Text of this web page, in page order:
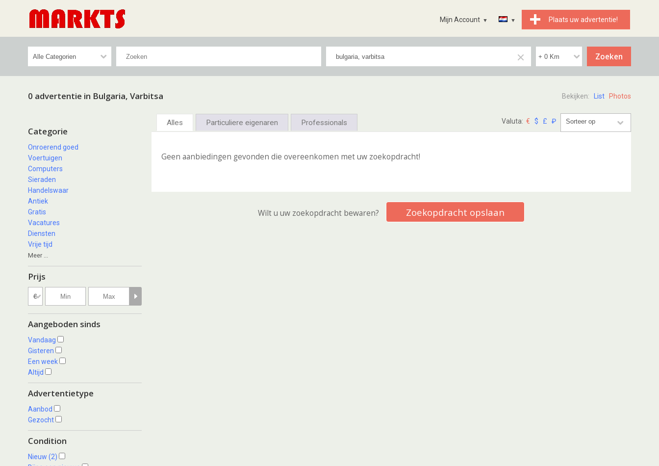
Plaats uw advertentie!
Mijn Account
0 advertentie in Bulgaria, Varbitsa Bekijken: List Photos
Categorie
Onroerend goed
Voertuigen
Computers
Sieraden
Handelswaar
Antiek
Gratis
Vacatures
Diensten
Vrije tijd
Meer ...
Prijs
Aangeboden sinds
Vandaag
Gisteren
Een week
Altijd
Advertentietype
Aanbod
Gezocht
Condition
Nieuw (2)
Valuta: € $ £ ₽
Alles Particuliere eigenaren Professionals
Geen aanbiedingen gevonden die overeenkomen met uw zoekopdracht!
Wilt u uw zoekopdracht bewaren? Zoekopdracht opslaan